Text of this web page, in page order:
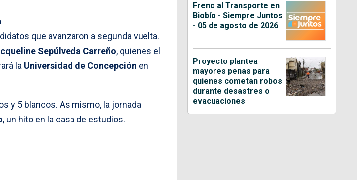
que avanzaron a segunda vuelta.
Sepúlveda Carreño, quienes el
la Universidad de Concepción en
y 5 blancos. Asimismo, la jornada
, un hito en la casa de estudios.
Freno al Transporte en
Biobío - Siempre Juntos
- 05 de agosto de 2026
Proyecto plantea
mayores penas para
quienes cometan robos
durante desastres o
evacuaciones